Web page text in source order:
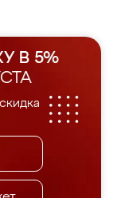
В 5%